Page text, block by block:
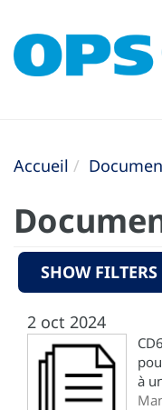
Accueil
SHOW FILTERS
2 oct 2024
à